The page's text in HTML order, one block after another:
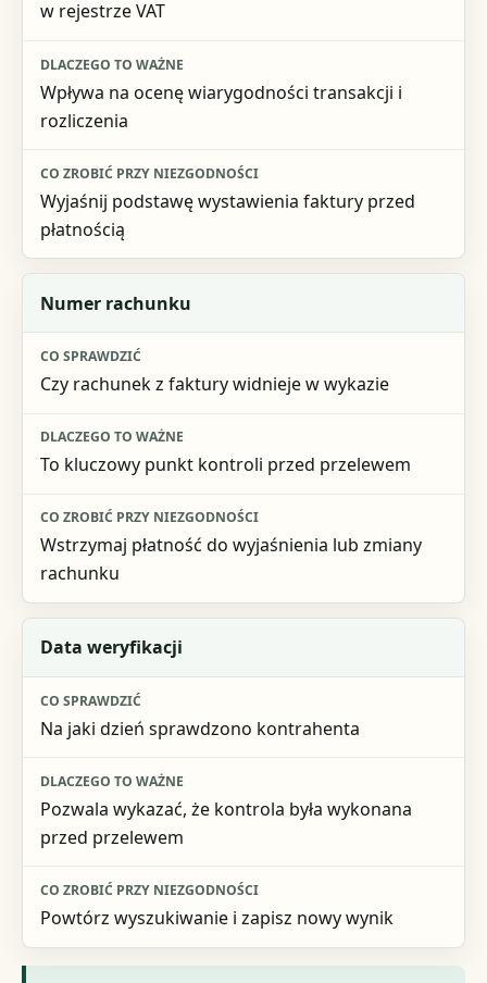
w rejestrze VAT
Wpływa na ocenę wiarygodności transakcji i
rozliczenia
Wyjaśnij podstawę wystawienia faktury przed
płatnością
Numer rachunku
Czy rachunek z faktury widnieje w wykazie
To kluczowy punkt kontroli przed przelewem
Wstrzymaj płatność do wyjaśnienia lub zmiany
rachunku
Data weryfikacji
Na jaki dzień sprawdzono kontrahenta
Pozwala wykazać, że kontrola była wykonana
przed przelewem
Powtórz wyszukiwanie i zapisz nowy wynik